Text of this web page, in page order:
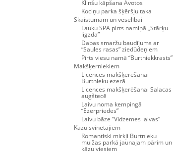
Klinšu kāpšana Avotos
Kociņu parka šķēršļu taka
Skaistumam un veselībai
Lauku SPA pirts namiņā „Stārķu
ligzda”
Dabas smaržu baudījums ar
“Saules rasas” ziedūdeņiem
Pirts viesu namā “Burtniekkrasts”
Makšķerniekiem
Licences makšķerēšanai
Burtnieku ezerā
Licences makšķerēšanai Salacas
augštecē
Laivu noma kempingā
“Ezerpriedes”
Laivu bāze “Vidzemes laivas”
Kāzu svinētājiem
Romantiski mirkļi Burtnieku
muižas parkā jaunajam pārim un
kāzu viesiem